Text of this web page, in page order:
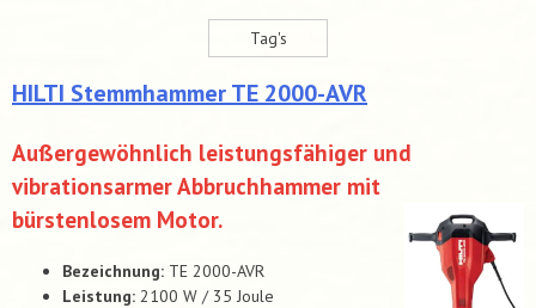
Tag's
HILTI Stemm­hammer TE 2000-AVR
Außergewöhnlich leistungsfähiger und
vibrationsarmer Abbruchhammer mit
bürstenlosem Motor.
Bezeichnung: TE 2000-AVR
Leistung: 2100 W / 35 Joule